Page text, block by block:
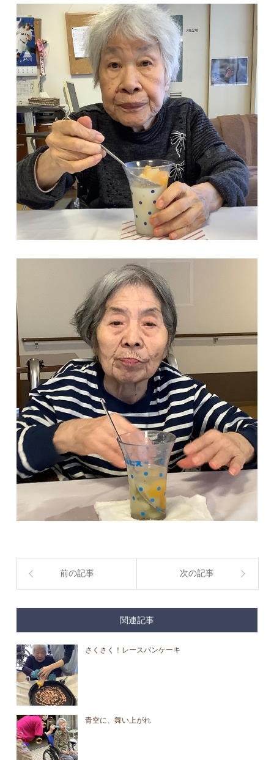
前の記事 次の記事
関連記事
さくさく！レースパンケーキ
青空に、舞い上がれ